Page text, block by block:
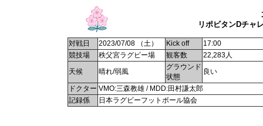
リポビタンDチャ
対戦日 2023/07/08 （土） Kick off
17:00
競技場
秩父宮ラグビー場 観客数
22,283人
天候
晴れ/弱風
グラウンド
状態
良い
ドクター VMO:三森教雄 / MDD:田村謙太郎
記録係
日本ラグビーフットボール協会